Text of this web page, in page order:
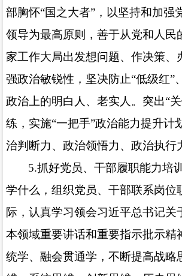
部胸怀“国之大者”，以坚持和加强
领导为最高原则，善于从党和人民
家工作大局出发想问题、作决策、
强政治敏锐性，坚决防止“低级红”
政治上的明白人、老实人。突出“关
练，实施“一把手”政治能力提升计
治判断力、政治领悟力、政治执行
5.抓好党员、干部履职能力培
学什么，组织党员、干部联系岗位
际，认真学习领会习近平总书记关
本领域重要讲话和重要指示批示精
统学、融会贯通学，不断提高战略